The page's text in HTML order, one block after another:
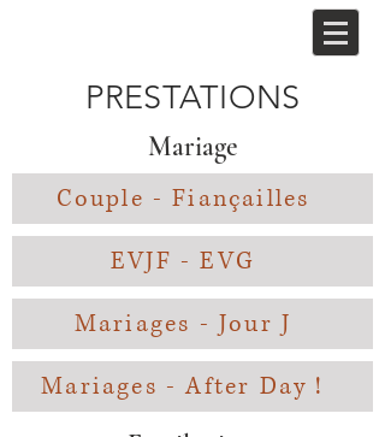
PRESTATIONS
Mariage
Couple - Fiançailles
EVJF - EVG
Mariages - Jour J
Mariages - After Day !